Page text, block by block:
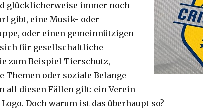
glücklicherweise immer noch
gibt, eine Musik- oder
oder einen gemeinnützigen
für gesellschaftliche
zum Beispiel Tierschutz,
Themen oder soziale Belange
all diesen Fällen gilt: ein Verein
Doch warum ist das überhaupt so?